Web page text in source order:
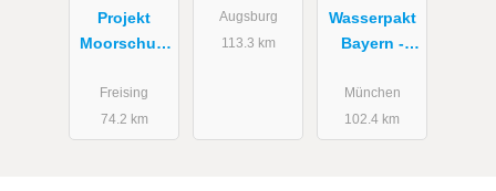
Projekt
Moorschutz
Deutschland
-
Hintergrund
Freising
74.2 km
AUGSBURG
Augsburg
113.3 km
Wasserpakt
Bayern -
hutz in der
Landwirtsch
aft
München
102.4 km